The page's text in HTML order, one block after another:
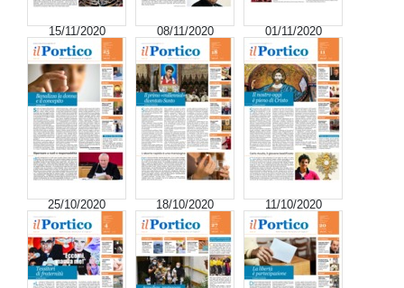
15/11/2020 08/11/2020 01/11/2020
25/10/2020 18/10/2020 11/10/2020